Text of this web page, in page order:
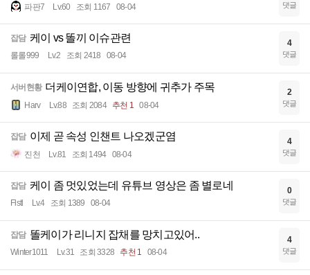
파판7 Lv.60 조회 1167 08-04 댓글
잡담 케이 vs 똘끼 이슈관련
롤롤999 Lv.2 조회 2418 08-04
4
댓글
서버현황 더케이연합, 이동 방향에 귀추가 주목
Harv Lv.88 조회 2084 추천 1 08-04
2
댓글
잡담 이제 곧 속성 인챈트 나오겠군염
진천 Lv.81 조회 1494 08-04
4
댓글
잡담 케이 좀 멋있었는데 유튜브 영상은 좀 별로네
Flstl Lv.4 조회 1389 08-04
0
댓글
잡담 똘케이가 리니지 잡채를 망치고있어..
Winter1011 Lv.31 조회 3328 추천 1 08-04
4
댓글